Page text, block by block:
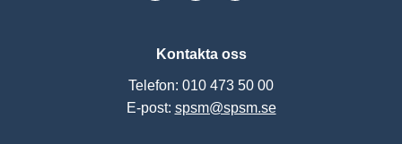
Kontakta oss
Telefon: 010 473 50 00
E-post: spsm@spsm.se